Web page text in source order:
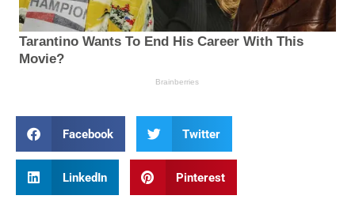
Facebook Twitter
LinkedIn Pinterest